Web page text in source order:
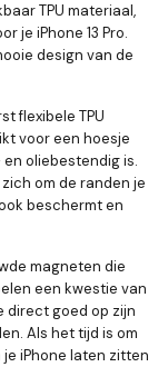
TPU materiaal,
je iPhone 13 Pro.
design van de
flexibele TPU
voor een hoesje
oliebestendig is.
om de randen je
beschermt en
magneten die
een kwestie van
direct goed op zijn
Als het tijd is om
iPhone laten zitten